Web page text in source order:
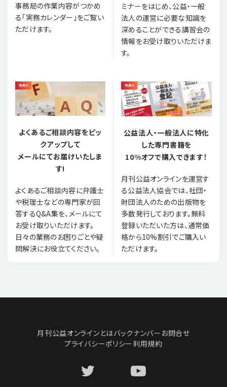
事務局の作業内容がつかめ
る「実務カレンダー」をご覧い
ただけます。
ミナーをはじめ、公益・一般
法人の運営に必要な知識を
深めることができる講習会の
情報をお受け取りいただけま
す。
よくあるご相談内容をピッ
クアップして
メールにてお届けいたしま
す!
よくあるご相談内容に弁護士
や税理士などの専門家が回
答するQ&A集を、メールにて
お受け取りいただけます。
日々の業務のお困りごとや疑
問解決にお役立てください。
公益法人・一般法人に特化
した専門書籍を
10%オフで購入できます！
月刊公益オンラインを運営す
る公益法人協会では、社団・
財団法人のための出版物を
多数発行しております。無料
登録いただいた方は、通常価
格から10%割引でご購入い
ただけます。
月刊公益オンラインとはバックナンバー お問合せ
プライバシーポリシー利用規約